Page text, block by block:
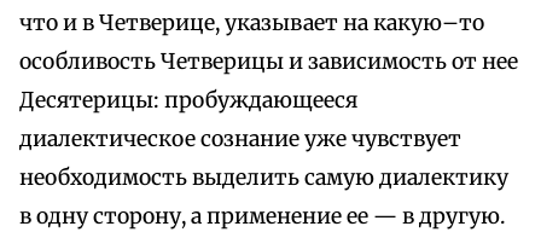
что и в Четверице, указывает на какую–то
особливость Четверицы и зависимость от нее
Десятерицы: пробуждающееся
диалектическое сознание уже чувствует
необходимость выделить самую диалектику
в одну сторону, а применение ее — в другую.